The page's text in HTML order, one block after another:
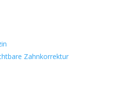
Zahnkorrektur